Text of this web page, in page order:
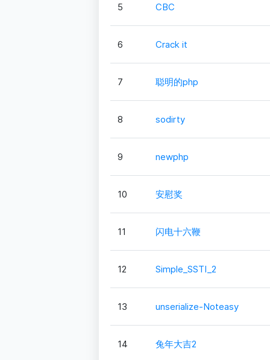
5 CBC
6 Crack it
7 聪明的php
8 sodirty
9 newphp
10 安慰奖
11 闪电十六鞭
12 Simple_SSTI_2
13 unserialize-Noteasy
14 兔年大吉2